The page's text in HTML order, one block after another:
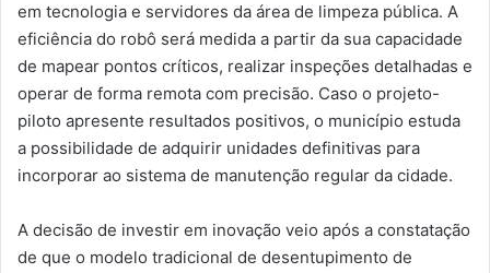
em tecnologia e servidores da área de limpeza pública. A
eficiência do robô será medida a partir da sua capacidade
de mapear pontos críticos, realizar inspeções detalhadas e
operar de forma remota com precisão. Caso o projeto-
piloto apresente resultados positivos, o município estuda
a possibilidade de adquirir unidades definitivas para
incorporar ao sistema de manutenção regular da cidade.
A decisão de investir em inovação veio após a constatação
de que o modelo tradicional de desentupimento de